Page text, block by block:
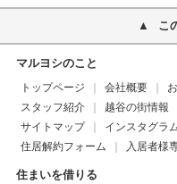
こ
マルヨシのこと
トップページ 会社概要
スタッフ紹介
越谷の街情報
サイトマップ
インスタグラ
住居解約フォーム
入居者様
住まいを借りる